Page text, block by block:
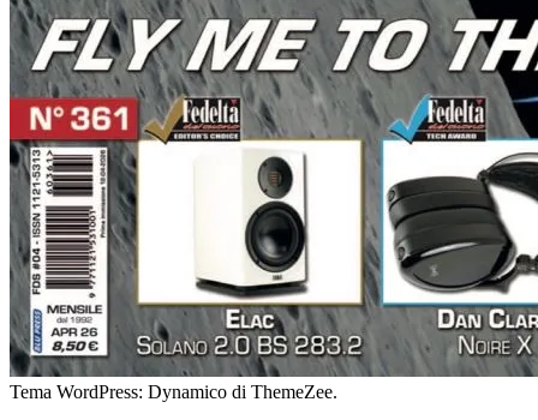
Tema WordPress: Dynamico di ThemeZee.